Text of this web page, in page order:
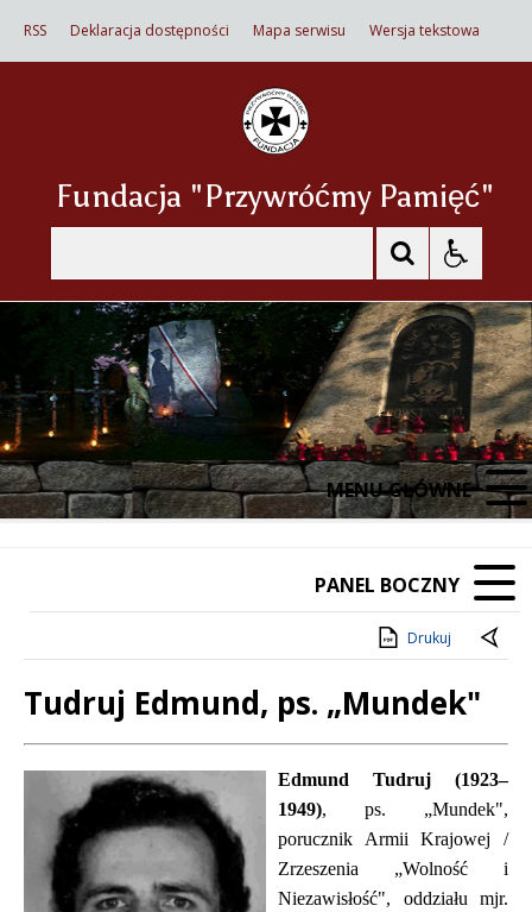
RSS Deklaracja dostępności Mapa serwisu Wersja tekstowa
Fundacja "Przywróćmy Pamięć"
MENU GŁÓWNE
PANEL BOCZNY
Drukuj
Tudruj Edmund, ps. „Mundek"
Edmund Tudruj
(1923–
1949), ps. „Mundek",
porucznik Armii Krajowej /
Zrzeszenia „Wolność i
Niezawisłość", oddziału mjr.